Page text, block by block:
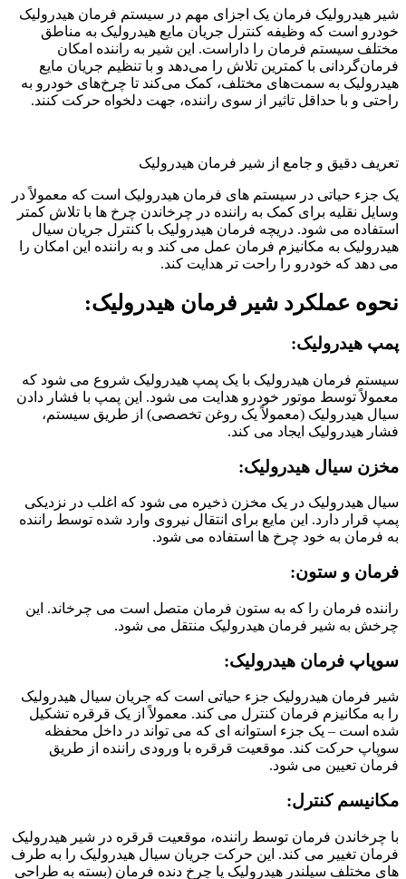
شیر هیدرولیک فرمان یک اجزای مهم در سیستم فرمان هیدرولیک
خودرو است که وظیفه کنترل جریان مایع هیدرولیک به مناطق
مختلف سیستم فرمان را داراست. این شیر به راننده امکان
فرمان‌گردانی با کمترین تلاش را می‌دهد و با تنظیم جریان مایع
هیدرولیک به سمت‌های مختلف، کمک می‌کند تا چرخ‌های خودرو به
راحتی و با حداقل تاثیر از سوی راننده، جهت دلخواه حرکت کنند.
تعریف دقیق و جامع از شیر فرمان هیدرولیک
یک جزء حیاتی در سیستم های فرمان هیدرولیک است که معمولاً در
وسایل نقلیه برای کمک به راننده در چرخاندن چرخ ها با تلاش کمتر
استفاده می شود. دریچه فرمان هیدرولیک با کنترل جریان سیال
هیدرولیک به مکانیزم فرمان عمل می کند و به راننده این امکان را
می دهد که خودرو را راحت تر هدایت کند.
نحوه عملکرد شیر فرمان هیدرولیک:
پمپ هیدرولیک:
سیستم فرمان هیدرولیک با یک پمپ هیدرولیک شروع می شود که
معمولاً توسط موتور خودرو هدایت می شود. این پمپ با فشار دادن
سیال هیدرولیک (معمولاً یک روغن تخصصی) از طریق سیستم،
فشار هیدرولیک ایجاد می کند.
مخزن سیال هیدرولیک:
سیال هیدرولیک در یک مخزن ذخیره می شود که اغلب در نزدیکی
پمپ قرار دارد. این مایع برای انتقال نیروی وارد شده توسط راننده
به فرمان به خود چرخ ها استفاده می شود.
فرمان و ستون:
راننده فرمان را که به ستون فرمان متصل است می چرخاند. این
چرخش به شیر فرمان هیدرولیک منتقل می شود.
سوپاپ فرمان هیدرولیک:
شیر فرمان هیدرولیک جزء حیاتی است که جریان سیال هیدرولیک
را به مکانیزم فرمان کنترل می کند. معمولاً از یک قرقره تشکیل
شده است – یک جزء استوانه ای که می تواند در داخل محفظه
سوپاپ حرکت کند. موقعیت قرقره با ورودی راننده از طریق
فرمان تعیین می شود.
مکانیسم کنترل:
با چرخاندن فرمان توسط راننده، موقعیت قرقره در شیر هیدرولیک
فرمان تغییر می کند. این حرکت جریان سیال هیدرولیک را به طرف
های مختلف سیلندر هیدرولیک یا چرخ دنده فرمان (بسته به طراحی